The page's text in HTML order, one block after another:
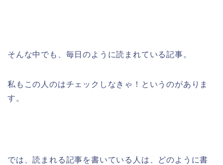
そんな中でも、毎日のように読まれている記事。
私もこの人のはチェックしなきゃ！というのがありま
す。
では、読まれる記事を書いている人は、どのように書